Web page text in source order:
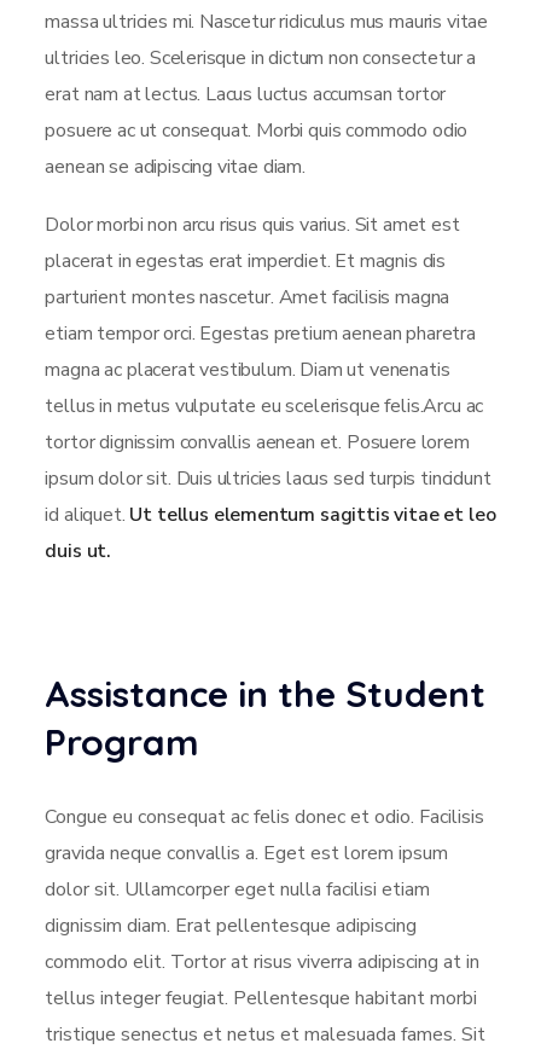
massa ultricies mi. Nascetur ridiculus mus mauris vitae
ultricies leo. Scelerisque in dictum non consectetur a
erat nam at lectus. Lacus luctus accumsan tortor
posuere ac ut consequat. Morbi quis commodo odio
aenean se adipiscing vitae diam.
Dolor morbi non arcu risus quis varius. Sit amet est
placerat in egestas erat imperdiet. Et magnis dis
parturient montes nascetur. Amet facilisis magna
etiam tempor orci. Egestas pretium aenean pharetra
magna ac placerat vestibulum. Diam ut venenatis
tellus in metus vulputate eu scelerisque felis.Arcu ac
tortor dignissim convallis aenean et. Posuere lorem
ipsum dolor sit. Duis ultricies lacus sed turpis tincidunt
id aliquet. Ut tellus elementum sagittis vitae et leo
duis ut.
Assistance in the Student
Program
Congue eu consequat ac felis donec et odio. Facilisis
gravida neque convallis a. Eget est lorem ipsum
dolor sit. Ullamcorper eget nulla facilisi etiam
dignissim diam. Erat pellentesque adipiscing
commodo elit. Tortor at risus viverra adipiscing at in
tellus integer feugiat. Pellentesque habitant morbi
tristique senectus et netus et malesuada fames. Sit